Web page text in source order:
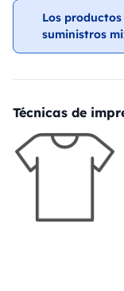
Los
suministros
Técnicas de